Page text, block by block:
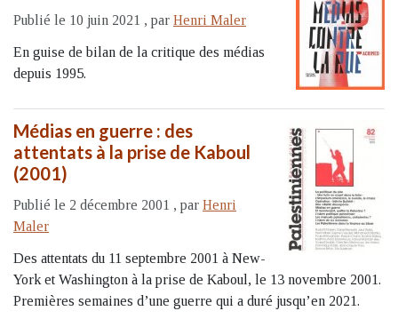
Publié le 10 juin 2021 , par Henri Maler
En guise de bilan de la critique des médias
depuis 1995.
Médias en guerre : des
attentats à la prise de Kaboul
(2001)
Publié le 2 décembre 2001 , par Henri
Maler
Des attentats du 11 septembre 2001 à New-
York et Washington à la prise de Kaboul, le 13 novembre 2001.
Premières semaines d’une guerre qui a duré jusqu’en 2021.